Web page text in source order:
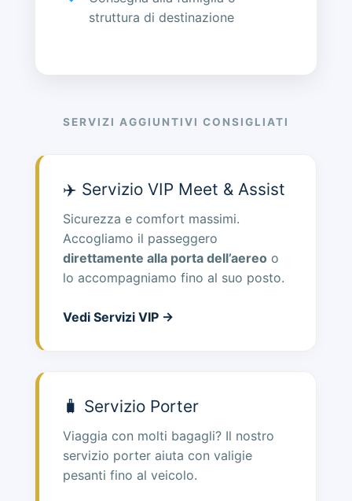
struttura di destinazione
SERVIZI AGGIUNTIVI CONSIGLIATI
✈️ Servizio VIP Meet & Assist
Sicurezza e comfort massimi.
Accogliamo il passeggero
direttamente alla porta dell’aereo o
lo accompagniamo fino al suo posto.
Vedi Servizi VIP →
🧳 Servizio Porter
Viaggia con molti bagagli? Il nostro
servizio porter aiuta con valigie
pesanti fino al veicolo.